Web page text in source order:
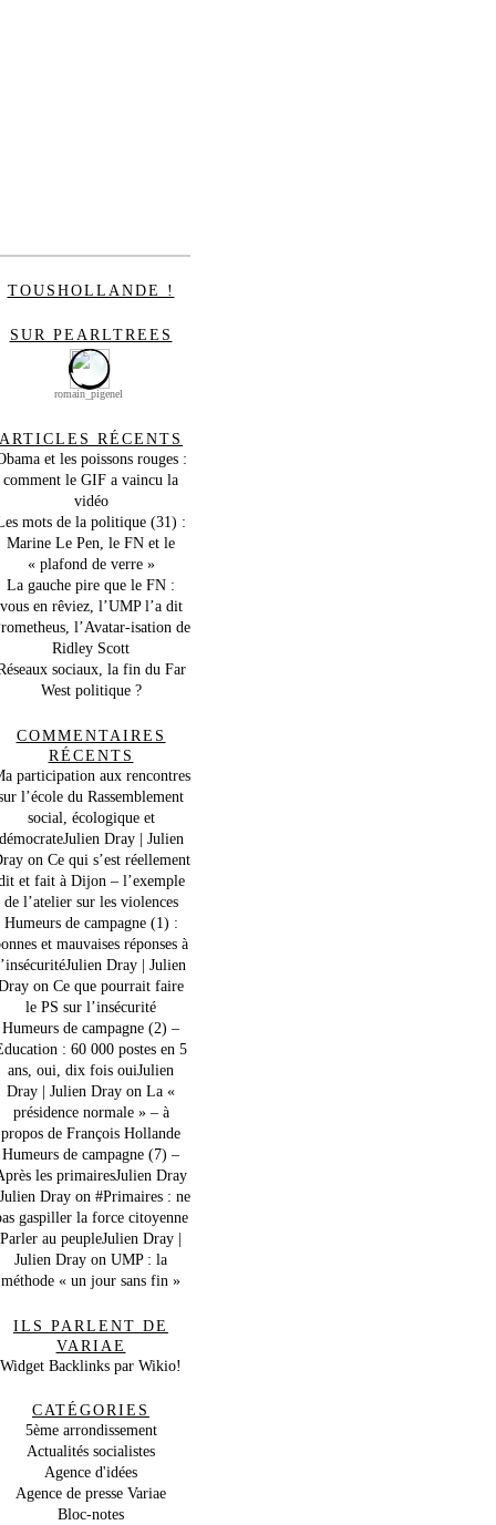
TOUSHOLLANDE !
SUR PEARLTREES
romain_pigenel
ARTICLES RÉCENTS
et les poissons rouges :
comment le GIF a vaincu la
vidéo
mots de la politique (31) :
Marine Le Pen, le FN et le
« plafond de verre »
La gauche pire que le FN :
vous en rêviez, l’UMP l’a dit
l’Avatar-isation de
Ridley Scott
sociaux, la fin du Far
West politique ?
COMMENTAIRES
RÉCENTS
participation aux rencontres
l’école du Rassemblement
social, écologique et
Dray | Julien
on Ce qui s’est réellement
et fait à Dijon – l’exemple
de l’atelier sur les violences
Humeurs de campagne (1) :
et mauvaises réponses à
Dray | Julien
on Ce que pourrait faire
le PS sur l’insécurité
Humeurs de campagne (2) –
: 60 000 postes en 5
ans, oui, dix fois ouiJulien
Dray | Julien Dray on La «
présidence normale » – à
propos de François Hollande
Humeurs de campagne (7) –
les primairesJulien Dray
Dray on #Primaires : ne
gaspiller la force citoyenne
Parler au peupleJulien Dray |
Julien Dray on UMP : la
méthode « un jour sans fin »
ILS PARLENT DE
VARIAE
Widget Backlinks par Wikio!
CATÉGORIES
5ème arrondissement
Actualités socialistes
Agence d'idées
Agence de presse Variae
Bloc-notes